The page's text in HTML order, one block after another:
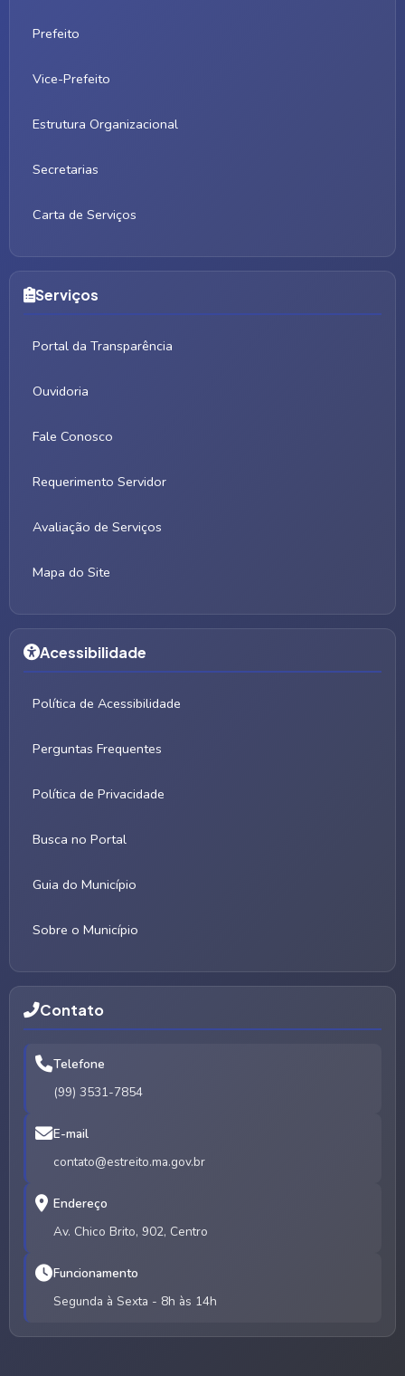
Prefeito
Vice-Prefeito
Estrutura Organizacional
Secretarias
Carta de Serviços
Serviços
Portal da Transparência
Ouvidoria
Fale Conosco
Requerimento Servidor
Avaliação de Serviços
Mapa do Site
Acessibilidade
Política de Acessibilidade
Perguntas Frequentes
Política de Privacidade
Busca no Portal
Guia do Município
Sobre o Município
Contato
Telefone
(99) 3531-7854
E-mail
contato@estreito.ma.gov.br
Endereço
Av. Chico Brito, 902, Centro
Funcionamento
Segunda à Sexta - 8h às 14h